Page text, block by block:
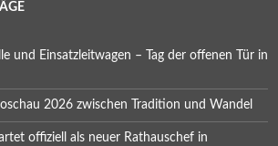
und Einsatzleitwagen – Tag der offenen Tür in
2026 zwischen Tradition und Wandel
offiziell als neuer Rathauschef in